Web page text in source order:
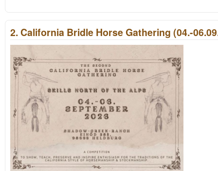
2. California Bridle Horse Gathering (04.-